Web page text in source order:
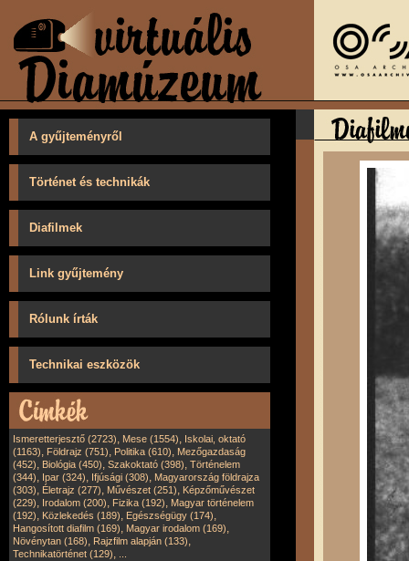
A gyűjteményről
Történet és technikák
Diafilmek
Link gyűjtemény
Rólunk írták
Technikai eszközök
Ismeretterjesztő (2723), Mese (1554), Iskolai, oktató
(1163), Földrajz (751), Politika (610), Mezőgazdaság
(452), Biológia (450), Szakoktató (398), Történelem
(344), Ipar (324), Ifjúsági (308), Magyarország földrajza
(303), Életrajz (277), Művészet (251), Képzőművészet
(229), Irodalom (200), Fizika (192), Magyar történelem
(192), Közlekedés (189), Egészségügy (174),
Hangosított diafilm (169), Magyar irodalom (169),
Növénytan (168), Rajzfilm alapján (133),
Technikatörténet (129),